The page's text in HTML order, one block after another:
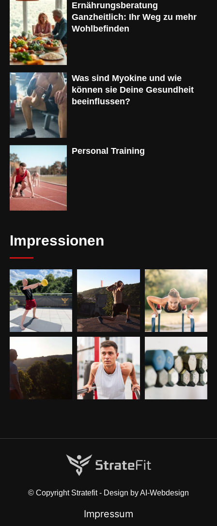
Ernährungsberatung
Ganzheitlich: Ihr Weg zu mehr
Wohlbefinden
Was sind Myokine und wie
können sie Deine Gesundheit
beeinflussen?
Personal Training
Impressionen
© Copyright Stratefit - Design by AI-Webdesign
Impressum